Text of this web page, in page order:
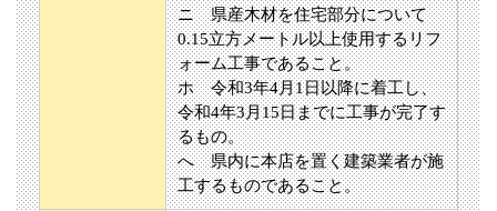
ニ 県産木材を住宅部分について
0.15立方メートル以上使用するリフ
ォーム工事であること。
ホ 令和3年4月1日以降に着工し、
令和4年3月15日までに工事が完了す
るもの。
へ 県内に本店を置く建築業者が施
工するものであること。